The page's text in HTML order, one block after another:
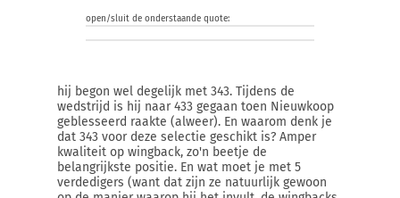
open/sluit de onderstaande quote:
hij begon wel degelijk met 343. Tijdens de
wedstrijd is hij naar 433 gegaan toen Nieuwkoop
geblesseerd raakte (alweer). En waarom denk je
dat 343 voor deze selectie geschikt is? Amper
kwaliteit op wingback, zo'n beetje de
belangrijkste positie. En wat moet je met 5
verdedigers (want dat zijn ze natuurlijk gewoon